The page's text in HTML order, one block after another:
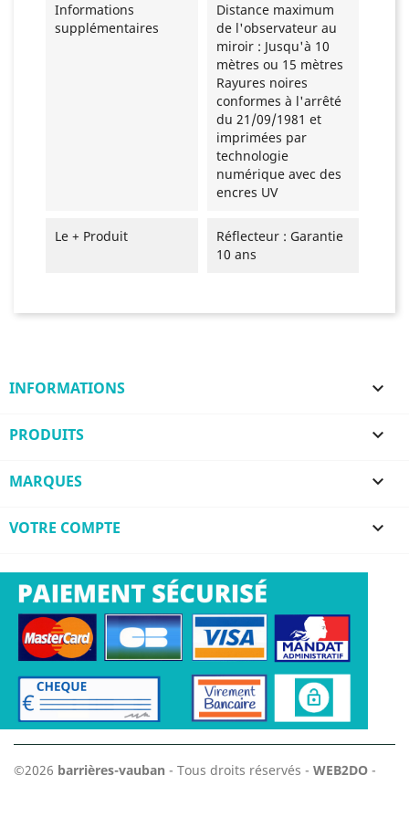
Informations
supplémentaires
Distance maximum
de l'observateur au
miroir : Jusqu'à 10
mètres ou 15 mètres
Rayures noires
conformes à l'arrêté
du 21/09/1981 et
imprimées par
technologie
numérique avec des
encres UV
Le + Produit
Réflecteur : Garantie
10 ans
INFORMATIONS 
PRODUITS 
MARQUES 
VOTRE COMPTE 
©2026 barrières-vauban - Tous droits réservés - WEB2DO -